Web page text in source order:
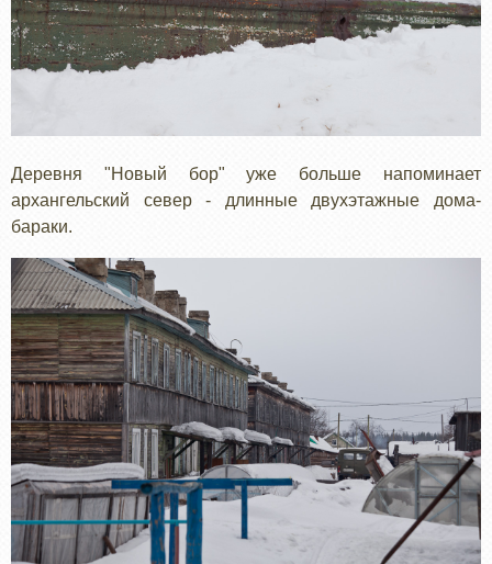
Деревня "Новый бор" уже больше напоминает
архангельский север - длинные двухэтажные дома-
бараки.